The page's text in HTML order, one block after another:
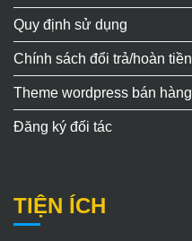
Quy định sử dụng
Chính sách đổi trả/hoàn tiền
Theme wordpress bán hàng
Đăng ký đối tác
TIỆN ÍCH